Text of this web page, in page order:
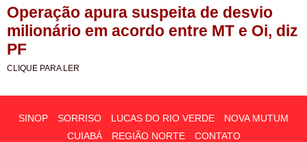
Operação apura suspeita de desvio
milionário em acordo entre MT e Oi, diz
PF
CLIQUE PARA LER
SINOP SORRISO LUCAS DO RIO VERDE
NOVA MUTUM
CUIABÁ
REGIÃO NORTE CONTATO